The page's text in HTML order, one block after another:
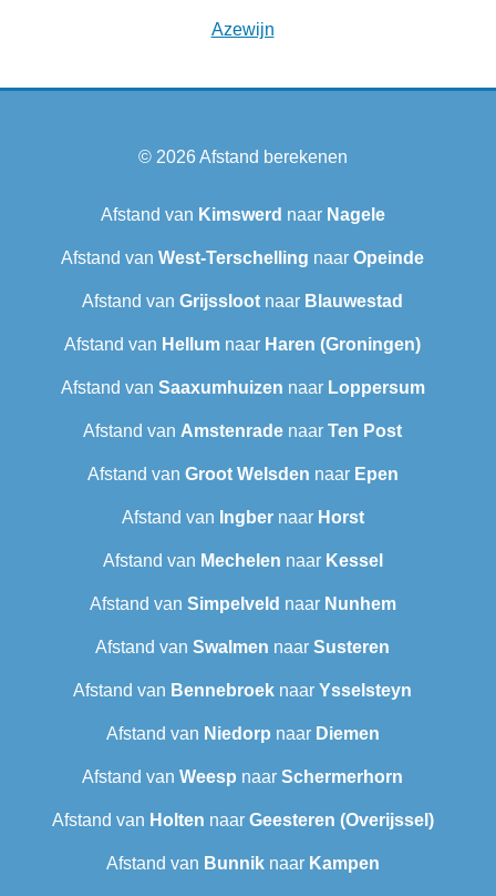
Azewijn
© 2026Afstand berekenen
Afstand van Kimswerd naar Nagele
Afstand van West-Terschelling naar Opeinde
Afstand van Grijssloot naar Blauwestad
Afstand van Hellum naar Haren (Groningen)
Afstand van Saaxumhuizen naar Loppersum
Afstand van Amstenrade naar Ten Post
Afstand van Groot Welsden naar Epen
Afstand van Ingbernaar Horst
Afstand van Mechelen naar Kessel
Afstand van Simpelveld naar Nunhem
Afstand van Swalmen naar Susteren
Afstand van Bennebroek naar Ysselsteyn
Afstand van Niedorp naar Diemen
Afstand van Weesp naar Schermerhorn
Afstand van Holten naar Geesteren (Overijssel)
Afstand van Bunniknaar Kampen